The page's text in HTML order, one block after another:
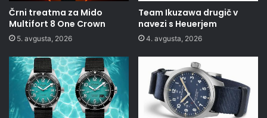
Črni treatma za Mido
Multifort 8 One Crown
5. avgusta, 2026
Team Ikuzawa drugič v
navezi s Heuerjem
4. avgusta, 2026